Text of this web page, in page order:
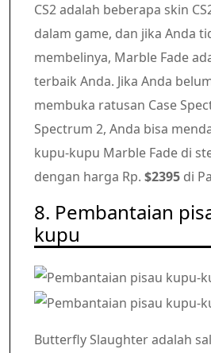
CS2 adalah beberapa skin
dalam game, dan jika Anda
membelinya, Marble Fade
terbaik Anda. Jika Anda
membuka ratusan Case
Spectrum 2, Anda bisa
kupu-kupu Marble Fade di
dengan harga Rp. $2395 di
8. Pembantaian
kupu
Butterfly Slaughter adalah